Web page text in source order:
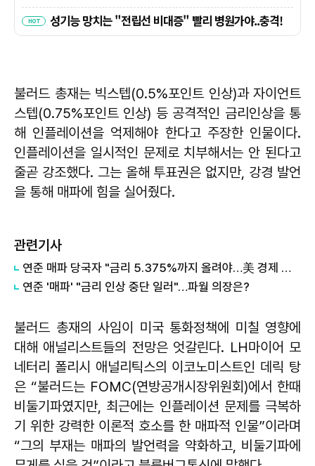
불러드 총재는 빅스텝(0.5%포인트 인상)과 자이언트
스텝(0.75%포인트 인상) 등 공격적인 금리인상을 통
해 인플레이션을 억제해야 한다고 주장한 인물이다.
인플레이션을 일시적인 문제로 치부해서는 안 된다고
줄곧 강조했다. 그는 올해 투표권은 없지만, 강경 발언
을 통해 매파에 힘을 실어줬다.
관련기사
연준 매파 당국자 "금리 5.375%까지 올려야…美 경제 비관론 과도"
연준 '매파' "금리 인상 중단 일러"…파월 의장은?
불러드 총재의 사임이 미국 통화정책에 미칠 영향에
대해 애널리스트들의 전망은 엇갈린다. LH마이어 모
네터리 폴리시 애널리틱스의 이코노미스트인 데릭 탕
은 “불러드는 FOMC(연방공개시장위원회)에서 한때
비둘기파였지만, 최근에는 인플레이션 문제를 극복하
기 위한 강력한 이론적 호소를 한 매파적 인물”이라며
“그의 부재는 매파의 발언력을 약화하고, 비둘기파에